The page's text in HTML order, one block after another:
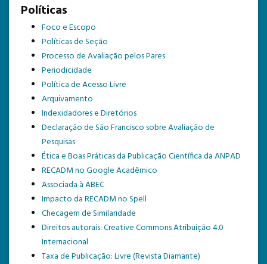
ANTERIORES
ESTATÍSTICAS
TEMPLATE DE SUBMISSÃO
Políticas
Foco e Escopo
Políticas de Seção
Processo de Avaliação pelos Pares
Periodicidade
Política de Acesso Livre
Arquivamento
Indexidadores e Diretórios
Declaração de São Francisco sobre Avaliação de
Pesquisas
Ética e Boas Práticas da Publicação Científica da ANPAD
RECADM no Google Acadêmico
Associada à ABEC
Impacto da RECADM no Spell
Checagem de Similaridade
Direitos autorais: Creative Commons Atribuição 4.0
Internacional
Taxa de Publicação: Livre (Revista Diamante)